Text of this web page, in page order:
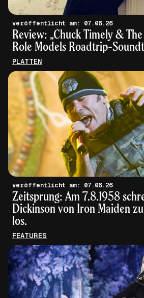
veröffentlicht am: 07.08.26
Review: „Chuck Timely &
Role Models Roadtrip-
PLATTEN
veröffentlicht am: 07.08.26
Zeitsprung: Am 7.8.1958
Dickinson von Iron Maiden
los.
FEATURES